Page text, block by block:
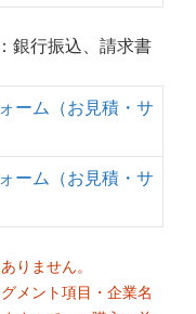
銀行振込、請求書
ーム（お見積・サ
ーム（お見積・サ
りません。
メント項目・企業名